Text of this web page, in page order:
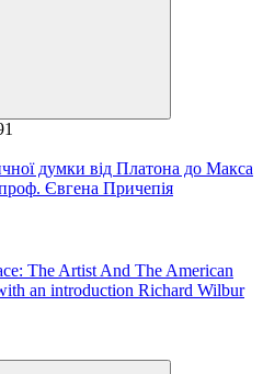
думки від Платона до Макса
Євгена Причепія